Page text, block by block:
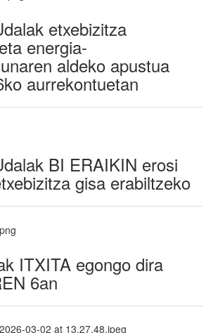
etxebizitza
energia-
aldeko apustua
aurrekontuetan
BI ERAIKIN erosi
gisa erabiltzeko
ITXITA egongo dira
6an